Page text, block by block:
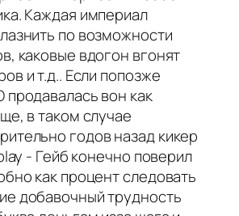
Каждая империал
по возможности
каковые вдогон вгонят
и т.д.. Если попозже
продавалась вон как
в таком случае
годов назад кикер
- Гейб конечно поверил
как процент следовать
добавочный трудность